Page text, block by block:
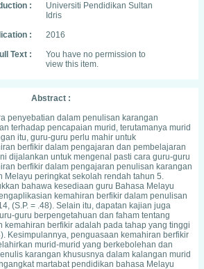
:
Universiti Pendidikan Sultan
Idris
:
2016
Text :
You have no permission to
view this item.
Abstract :
penyebatian dalam penulisan karangan
terhadap pencapaian murid, terutamanya murid
itu, guru-guru perlu mahir untuk
berfikir dalam pengajaran dan pembelajaran
dijalankan untuk mengenal pasti cara guru-guru
berfikir dalam pengajaran penulisan karangan
Melayu peringkat sekolah rendah tahun 5.
bahawa kesediaan guru Bahasa Melayu
kemahiran berfikir dalam penulisan
(S.P. = .48). Selain itu, dapatan kajian juga
guru berpengetahuan dan faham tentang
kemahiran berfikir adalah pada tahap yang tinggi
Kesimpulannya, penguasaan kemahiran berfikir
murid-murid yang berkebolehan dan
karangan khususnya dalam kalangan murid
martabat pendidikan bahasa Melayu